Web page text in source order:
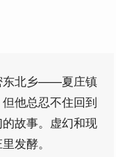
东北乡——夏庄镇
他总忍不住回到
故事。虚幻和现
发酵。